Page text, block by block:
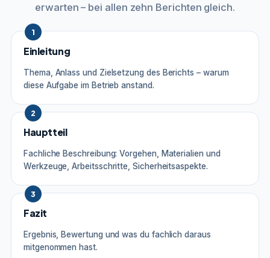
erwarten – bei allen zehn Berichten gleich.
1
Einleitung
Thema, Anlass und Zielsetzung des Berichts – warum
diese Aufgabe im Betrieb anstand.
2
Hauptteil
Fachliche Beschreibung: Vorgehen, Materialien und
Werkzeuge, Arbeitsschritte, Sicherheitsaspekte.
3
Fazit
Ergebnis, Bewertung und was du fachlich daraus
mitgenommen hast.